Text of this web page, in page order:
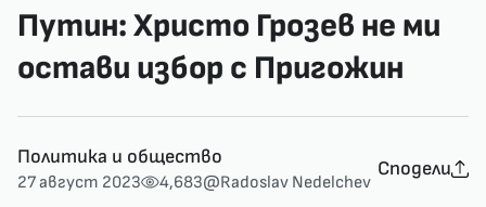
Путин: Христо Грозев не ми
остави избор с Пригожин
Политика и общество
27 август 2023 4,683@Radoslav Nedelchev
Сподели